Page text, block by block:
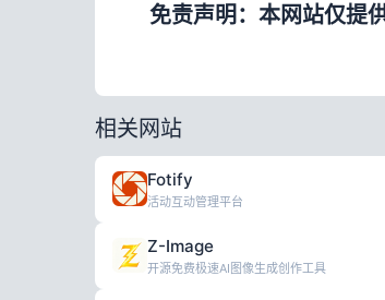
免责声明：本网站仅提
相关网站
Fotify
活动互动管理平台
Z-Image
开源免费极速AI图像生成创作工具